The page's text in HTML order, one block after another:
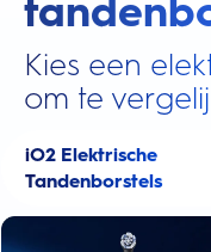
Kies een
om te
iO2 Elektrische
Tandenborstels